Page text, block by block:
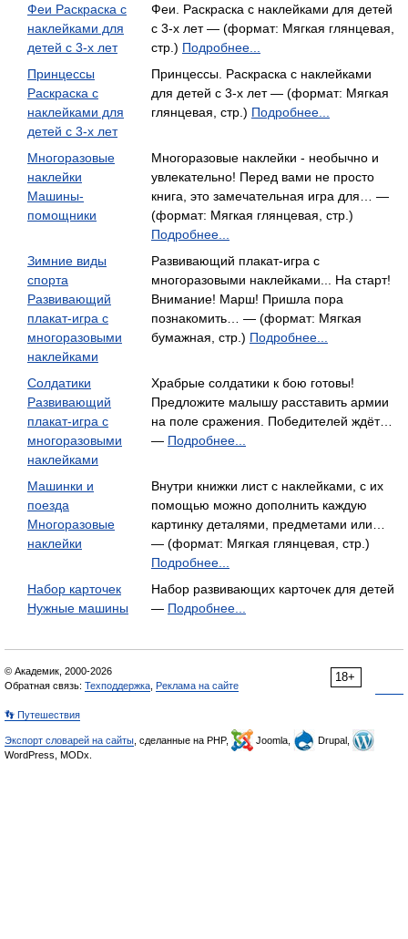
Феи Раскраска с
наклейками для
детей с 3-х лет
Феи. Раскраска с наклейками для детей
с 3-х лет — (формат: Мягкая глянцевая,
стр.) Подробнее...
Принцессы
Раскраска с
наклейками для
детей с 3-х лет
Принцессы. Раскраска с наклейками
для детей с 3-х лет — (формат: Мягкая
глянцевая, стр.) Подробнее...
Многоразовые
наклейки
Машины-
помощники
Многоразовые наклейки - необычно и
увлекательно! Перед вами не просто
книга, это замечательная игра для… —
(формат: Мягкая глянцевая, стр.)
Подробнее...
Зимние виды
спорта
Развивающий
плакат-игра с
многоразовыми
наклейками
Развивающий плакат-игра с
многоразовыми наклейками... На старт!
Внимание! Марш! Пришла пора
познакомить… — (формат: Мягкая
бумажная, стр.) Подробнее...
Солдатики
Развивающий
плакат-игра с
многоразовыми
наклейками
Храбрые солдатики к бою готовы!
Предложите малышу расставить армии
на поле сражения. Победите­лей ждёт…
— Подробнее...
Машинки и
поезда
Многоразовые
наклейки
Внутри книжки лист с наклейками, с их
помощью можно дополнить каждую
картинку деталями, предметами или…
— (формат: Мягкая глянцевая, стр.)
Подробнее...
Набор карточек
Нужные машины
Набор развивающих карточек для детей
— Подробнее...
18+
© Академик, 2000-2026
Обратная связь: Техподдержка Реклама на сайте
👣 Путешествия
Экспорт словарей на сайты , сделанные на PHP, Joomla,
Drupal,
WordPress, MODx.